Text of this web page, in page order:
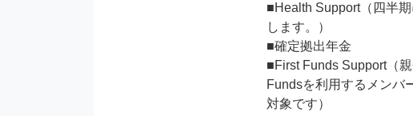
■Health Support（四半
します。）
■確定拠出年金
■First Funds Support（
Fundsを利用するメンバ
対象です）